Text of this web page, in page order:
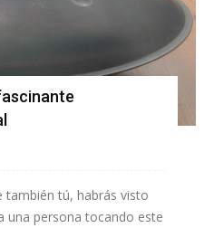
también tú, habrás visto
una persona tocando este